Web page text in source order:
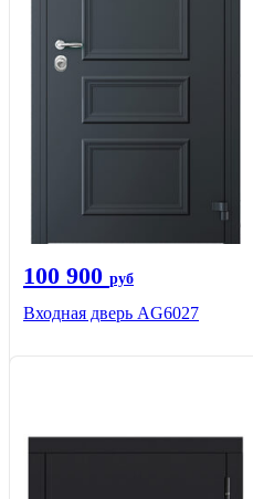
100 900 руб
Входная дверь AG6027